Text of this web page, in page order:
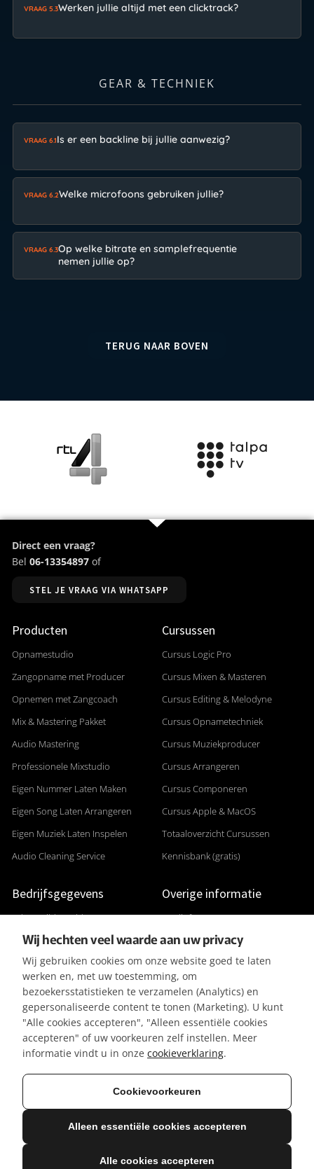
VRAAG 5.3Werken jullie altijd met een clicktrack?
GEAR & TECHNIEK
VRAAG 6.1Is er een backline bij jullie aanwezig?
VRAAG 6.2Welke microfoons gebruiken jullie?
VRAAG 6.3Op welke bitrate en samplefrequentie
nemen jullie op?
TERUG NAAR BOVEN
Direct een vraag?
Bel 06-13354897 of
STEL JE VRAAG VIA WHATSAPP
Producten
Opnamestudio
Zangopname met Producer
Opnemen met Zangcoach
Mix & Mastering Pakket
Audio Mastering
Professionele Mixstudio
Eigen Nummer Laten Maken
Eigen Song Laten Arrangeren
Eigen Muziek Laten Inspelen
Audio Cleaning Service
Cursussen
Cursus Logic Pro
Cursus Mixen & Masteren
Cursus Editing & Melodyne
Cursus Opnametechniek
Cursus Muziekproducer
Cursus Arrangeren
Cursus Componeren
Cursus Apple & MacOS
Totaaloverzicht Cursussen
Kennisbank (gratis)
Bedrijfsgegevens
Adres: Gildenveld 89
3892 DE Zeewolde
+31 (0) 36 5226807
KVK 32096182
BTW-ID NL001391737B50
IBAN NL42KNAB0257116370
BIC KNABNL2H
Gratis parkeergelegenheid
Overige informatie
Studiofoto's
Apparatuurlijst
Aanleverspecificaties
Reviews & Recensies
Privacyverklaring
Algemene Voorwaarden
Referenties / Klanten
Vacatures
© 2026 Mediasaloon | Creatie & Ontwerp: R. Groeneveld
Deze site is beveiligd met reCAPTCHA. De GooglePrivacyverklaringen
Wij hechten veel waarde aan uw privacy
Wij gebruiken cookies om onze website goed te laten
werken en, met uw toestemming, om
bezoekersstatistieken te verzamelen (Analytics) en
gepersonaliseerde content te tonen (Marketing). U kunt
"Alle cookies accepteren", "Alleen essentiële cookies
accepteren" of uw voorkeuren zelf instellen. Meer
informatie vindt u in onze cookieverklaring.
Cookievoorkeuren
Alleen essentiële cookies accepteren
Alle cookies accepteren